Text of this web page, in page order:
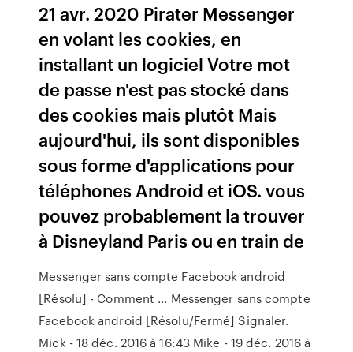
21 avr. 2020 Pirater Messenger
en volant les cookies, en
installant un logiciel Votre mot
de passe n'est pas stocké dans
des cookies mais plutôt Mais
aujourd'hui, ils sont disponibles
sous forme d'applications pour
téléphones Android et iOS. vous
pouvez probablement la trouver
à Disneyland Paris ou en train de
Messenger sans compte Facebook android
[Résolu] - Comment ... Messenger sans compte
Facebook android [Résolu/Fermé] Signaler.
Mick - 18 déc. 2016 à 16:43 Mike - 19 déc. 2016 à